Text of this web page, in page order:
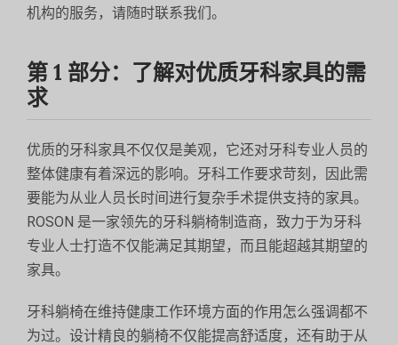
机构的服务，请随时联系我们。
第 1 部分：了解对优质牙科家具的需
求
优质的牙科家具不仅仅是美观，它还对牙科专业人员的
整体健康有着深远的影响。牙科工作要求苛刻，因此需
要能为从业人员长时间进行复杂手术提供支持的家具。
ROSON 是一家领先的牙科躺椅制造商，致力于为牙科
专业人士打造不仅能满足其期望，而且能超越其期望的
家具。
牙科躺椅在维持健康工作环境方面的作用怎么强调都不
为过。设计精良的躺椅不仅能提高舒适度，还有助于从